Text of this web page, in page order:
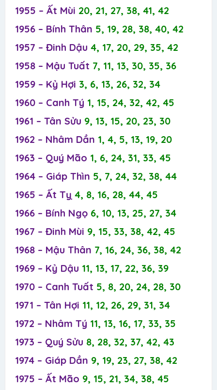
1955 – Ất Mùi 20, 21, 27, 38, 41, 42
1956 – Bính Thân 5, 19, 28, 38, 40, 42
1957 – Đinh Dậu 4, 17, 20, 29, 35, 42
1958 – Mậu Tuất 7, 11, 13, 30, 35, 36
1959 – Kỷ Hợi 3, 6, 13, 26, 32, 34
1960 – Canh Tý 1, 15, 24, 32, 42, 45
1961 – Tân Sửu 9, 13, 15, 20, 23, 30
1962 – Nhâm Dần 1, 4, 5, 13, 19, 20
1963 – Quý Mão 1, 6, 24, 31, 33, 45
1964 – Giáp Thìn 5, 7, 24, 32, 38, 44
1965 – Ất Tỵ 4, 8, 16, 28, 44, 45
1966 – Bính Ngọ 6, 10, 13, 25, 27, 34
1967 – Đinh Mùi 9, 15, 33, 38, 42, 45
1968 – Mậu Thân 7, 16, 24, 36, 38, 42
1969 – Kỷ Dậu 11, 13, 17, 22, 36, 39
1970 – Canh Tuất 5, 8, 20, 24, 28, 30
1971 – Tân Hợi 11, 12, 26, 29, 31, 34
1972 – Nhâm Tý 11, 13, 16, 17, 33, 35
1973 – Quý Sửu 8, 28, 32, 37, 42, 43
1974 – Giáp Dần 9, 19, 23, 27, 38, 42
1975 – Ất Mão 9, 15, 21, 34, 38, 45